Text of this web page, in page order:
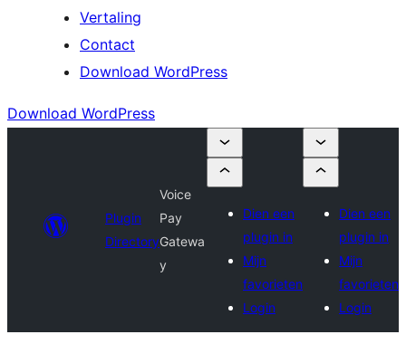
Vertaling
Contact
Download WordPress
Download WordPress
Plugin
Directory
Voice
Pay
Gatewa
y
Dien een
plugin in
Mijn
favorieten
Login
Dien een
plugin in
Mijn
favorieten
Login